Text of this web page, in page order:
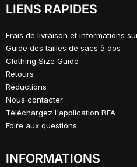
LIENS RAPIDES
Frais de livraison et informations
Guide des tailles de sacs à dos
Clothing Size Guide
Retours
Réductions
Nous contacter
Téléchargez l'application BFA
Foire aux questions
INFORMATIONS